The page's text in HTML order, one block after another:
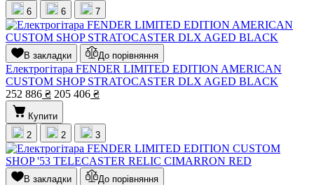
6
6 7
В закладки До порівняння
Електрогітара FENDER LIMITED EDITION AMERICAN
CUSTOM SHOP STRATOCASTER DLX AGED BLACK
252 886 ₴ 205 406 ₴
Купити
2
2 3
В закладки До порівняння